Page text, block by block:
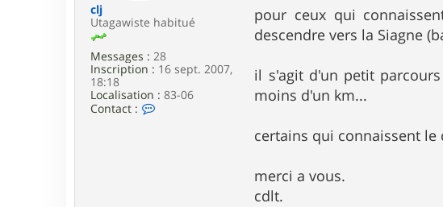
clj
Utagawiste habitué
Messages : 28
Inscription : 16 sept. 2007,
18:18
Localisation : 83-06
Contact :
pour ceux qui
descendre vers la Siagne
il s'agit d'un petit
moins d'un km...
certains qui connaissent
merci a vous.
cdlt.